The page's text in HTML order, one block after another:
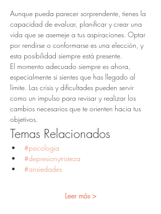
Aunque pueda parecer sorprendente, tienes la
capacidad de evaluar, planificar y crear una
vida que se asemeje a tus aspiraciones. Optar
por rendirse o conformarse es una elección, y
esta posibilidad siempre está presente.
El momento adecuado siempre es ahora,
especialmente si sientes que has llegado al
límite. Las crisis y dificultades pueden servir
como un impulso para revisar y realizar los
cambios necesarios que te orienten hacia tus
objetivos.
Temas Relacionados
#psicologia
#depresionytristeza
#ansiedades
Leer más >